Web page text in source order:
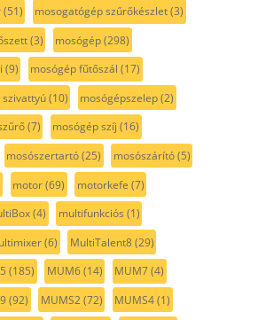
(51) mosogatógép szűrőkészlet(3)
(3) mosógép(298)
(9) mosógép fűtőszál (17)
(10) mosógépszelep(2)
(7) mosógép szíj (16)
mosószertartó(25) mosószárító(5)
motor(69) motorkefe (7)
(4) multifunkciós (1)
(6) MultiTalent8(29)
(185) MUM6(14) MUM7(4)
(92) MUMS2(72) MUMS4(1)